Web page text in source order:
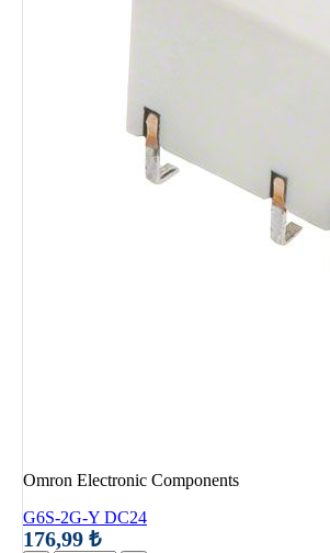
Omron Electronic Components
G6S-2G-Y DC24
176,99 ₺